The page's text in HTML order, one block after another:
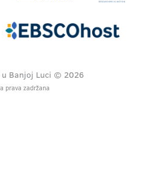
u Banjoj Luci © 2026
prava zadržana